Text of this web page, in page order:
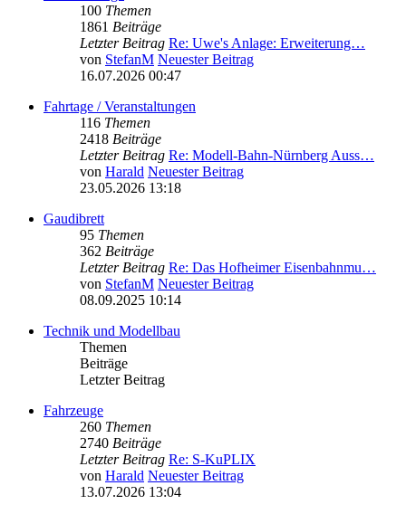
100 Themen
1861 Beiträge
Letzter Beitrag Re: Uwe's Anlage: Erweiterung…
von StefanM Neuester Beitrag
16.07.2026 00:47
Fahrtage / Veranstaltungen
116 Themen
2418 Beiträge
Letzter Beitrag Re: Modell-Bahn-Nürnberg Auss…
von Harald Neuester Beitrag
23.05.2026 13:18
Gaudibrett
95 Themen
362 Beiträge
Letzter Beitrag Re: Das Hofheimer Eisenbahnmu…
von StefanM Neuester Beitrag
08.09.2025 10:14
Technik und Modellbau
Themen
Beiträge
Letzter Beitrag
Fahrzeuge
260 Themen
2740 Beiträge
Letzter Beitrag Re: S-KuPLIX
von Harald Neuester Beitrag
13.07.2026 13:04